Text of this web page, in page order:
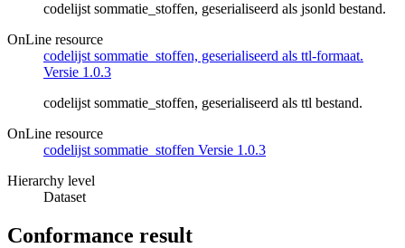
codelijst sommatie_stoffen, geserialiseerd als jsonld bestand.
OnLine resource
codelijst sommatie_stoffen, geserialiseerd als ttl-formaat.
Versie 1.0.3
codelijst sommatie_stoffen, geserialiseerd als ttl bestand.
OnLine resource
codelijst sommatie_stoffen Versie 1.0.3
Hierarchy level
Dataset
Conformance result